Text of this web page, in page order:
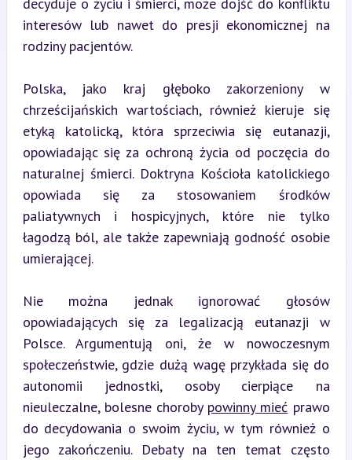
interesów lub nawet do presji ekonomicznej na
rodziny pacjentów.
Polska, jako kraj głęboko zakorzeniony w
chrześcijańskich wartościach, również kieruje się
etyką katolicką, która sprzeciwia się eutanazji,
opowiadając się za ochroną życia od poczęcia do
naturalnej śmierci. Doktryna Kościoła katolickiego
opowiada się za stosowaniem środków
paliatywnych i hospicyjnych, które nie tylko
łagodzą ból, ale także zapewniają godność osobie
umierającej.
Nie można jednak ignorować głosów
opowiadających się za legalizacją eutanazji w
Polsce. Argumentują oni, że w nowoczesnym
społeczeństwie, gdzie dużą wagę przykłada się do
autonomii jednostki, osoby cierpiące na
nieuleczalne, bolesne choroby powinny mieć prawo
do decydowania o swoim życiu, w tym również o
jego zakończeniu. Debaty na ten temat często